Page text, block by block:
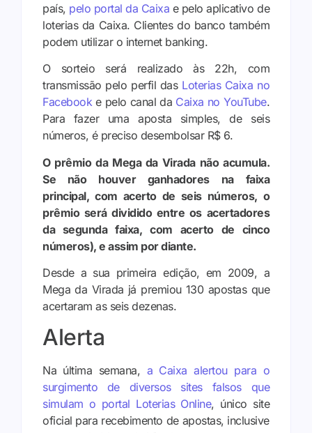
país, pelo portal da Caixa e pelo aplicativo de
loterias da Caixa. Clientes do banco também
podem utilizar o internet banking.
O sorteio será realizado às 22h, com
transmissão pelo perfil das Loterias Caixa no
Facebooke pelo canal da Caixa no YouTube.
Para fazer uma aposta simples, de seis
números, é preciso desembolsar R$ 6.
O prêmio da Mega da Virada não acumula.
Se não houver ganhadores na faixa
principal, com acerto de seis números, o
prêmio será dividido entre os acertadores
da segunda faixa, com acerto de cinco
números), e assim por diante.
Desde a sua primeira edição, em 2009, a
Mega da Virada já premiou 130 apostas que
acertaram as seis dezenas.
Alerta
Na última semana, a Caixa alertou para o
surgimento de diversos sites falsos que
simulam o portal Loterias Online, único site
oficial para recebimento de apostas, inclusive